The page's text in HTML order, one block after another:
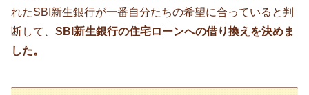
れたSBI新生銀行が一番自分たちの希望に合っていると判
断して、 SBI新生銀行の住宅ローンへの借り換えを決めま
した。